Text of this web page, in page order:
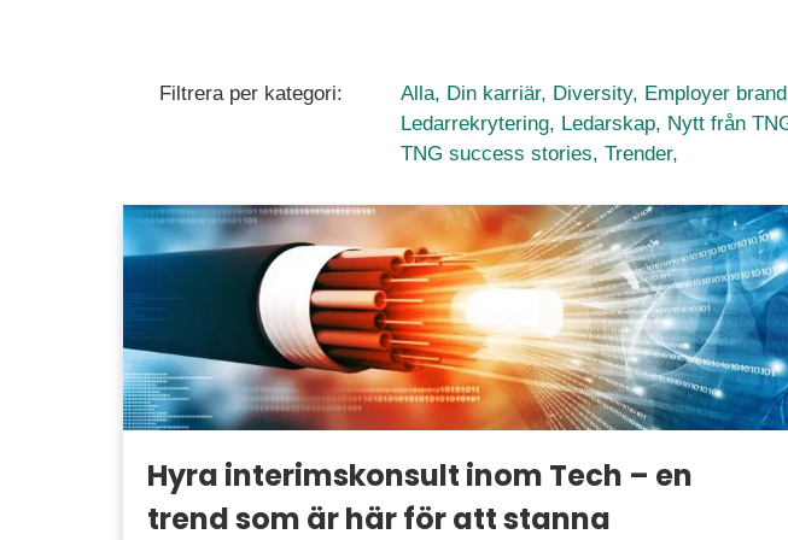
Filtrera per kategori: Alla, Din karriär, Diversity, Employer
Ledarrekrytering, Ledarskap, Nytt från
TNG success stories, Trender,
Hyra interimskonsult inom Tech – en
trend som är här för att stanna